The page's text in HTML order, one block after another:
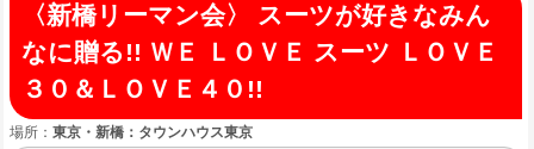
〈新橋リーマン会〉 スーツが好きなみん
なに贈る!! ＷＥ ＬＯＶＥ スーツ ＬＯＶＥ
３０＆ＬＯＶＥ４０!!
場所： 東京・新橋：タウンハウス東京